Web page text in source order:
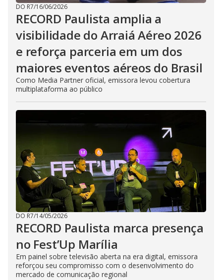
DO R7/16/06/2026
RECORD Paulista amplia a
visibilidade do Arraiá Aéreo 2026
e reforça parceria em um dos
maiores eventos aéreos do Brasil
Como Media Partner oficial, emissora levou cobertura
multiplataforma ao público
DO R7/14/05/2026
RECORD Paulista marca presença
no Fest’Up Marília
Em painel sobre televisão aberta na era digital, emissora
reforçou seu compromisso com o desenvolvimento do
mercado de comunicação regional